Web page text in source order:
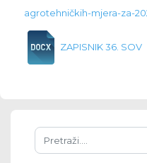
agrotehničkih-mjera-za-
ZAPISNIK 36. SOV